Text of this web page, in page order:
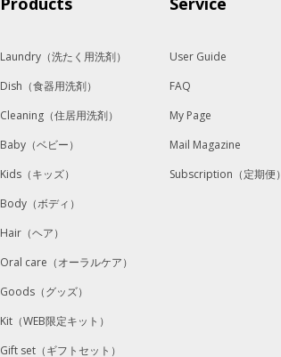
Laundry （洗たく用洗剤）
Dish （食器用洗剤）
Cleaning （住居用洗剤）
Baby （ベビー）
Kids （キッズ）
Body （ボディ）
Hair （ヘア）
Oral care （オーラルケア）
Goods （グッズ）
Kit （WEB限定キット）
Gift set （ギフトセット）
User Guide
FAQ
My Page
Mail Magazine
Subscription（定期便）